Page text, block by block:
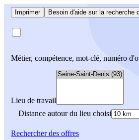
Imprimer Besoin d'aide sur la recherche
Métier, compétence, mot-clé, numéro
Lieu de travail
Distance autour du lieu choisi
Rechercherdes offres